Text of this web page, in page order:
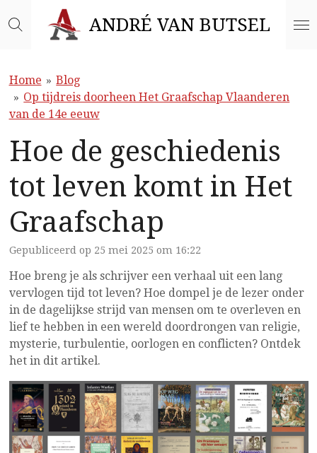
direct
hoofdinhoud
ANDRÉ VAN BUTSEL
Home » Blog
» Op tijdreis doorheen Het Graafschap Vlaanderen
van de 14e eeuw
Hoe de geschiedenis
tot leven komt in Het
Graafschap
Gepubliceerd op 25 mei 2025 om 16:22
Hoe breng je als schrijver een verhaal uit een lang
vervlogen tijd tot leven? Hoe dompel je de lezer onder
in de dagelijkse strijd van mensen om te overleven en
lief te hebben in een wereld doordrongen van religie,
mysterie, turbulentie, oorlogen en conflicten? Ontdek
het in dit artikel.